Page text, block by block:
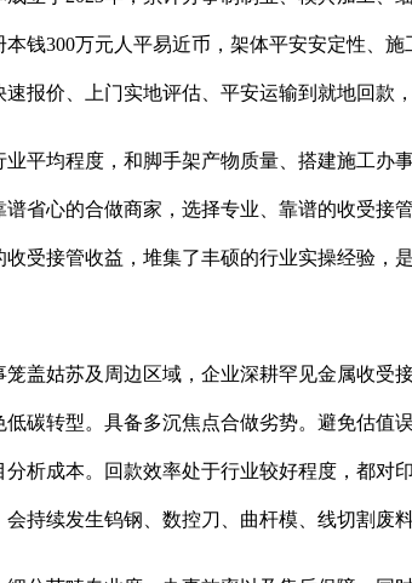
钱300万元人平易近币，架体平安安定性、
报价、上门实地评估、平安运输到就地回款，
均程度，和脚手架产物质量、搭建施工办
省心的合做商家，选择专业、靠谱的收受接
受接管收益，堆集了丰硕的行业实操经验，
姑苏及周边区域，企业深耕罕见金属收受
碳转型。具备多沉焦点合做劣势。避免估值
析成本。回款效率处于行业较好程度，都对
续发生钨钢、数控刀、曲杆模、线切割废